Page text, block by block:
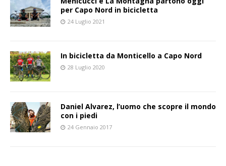
per Capo Nord in bicicletta
24 Luglio 2021
In bicicletta da Monticello a Capo Nord
28 Luglio 2020
Daniel Alvarez, l’uomo che scopre il mondo
con i piedi
24 Gennaio 2017